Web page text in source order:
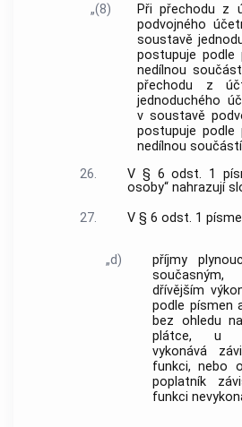
„(8)
Při přechodu z
podvojného
soustavě
postupuje podle
nedílnou
přechodu z
jednoduchého
v soustavě
postupuje podle
nedílnou
26.
V § 6 odst. 1
osoby“ nahrazují
27.
V § 6 odst. 1
„d)
příjmy
dřívějším
podle písmen
bez ohledu
plátce, u
vykonává
funkci, nebo
poplatník
funkci